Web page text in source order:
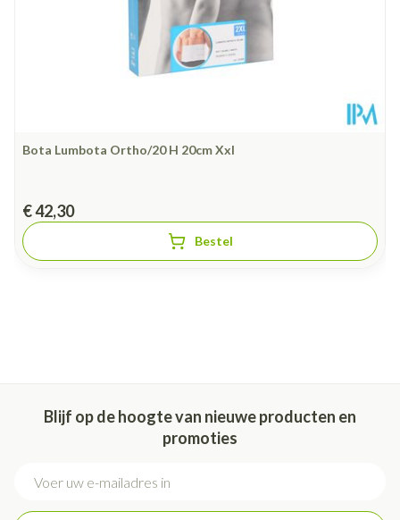
Bota Lumbota Ortho/20 H 20cm Xxl
€ 42,30
Bestel
Blijf op de hoogte van nieuwe producten en
promoties